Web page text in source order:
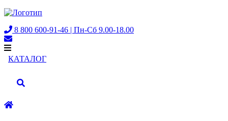
8 800 600-91-46 | Пн-Сб 9.00-18.00
КАТАЛОГ